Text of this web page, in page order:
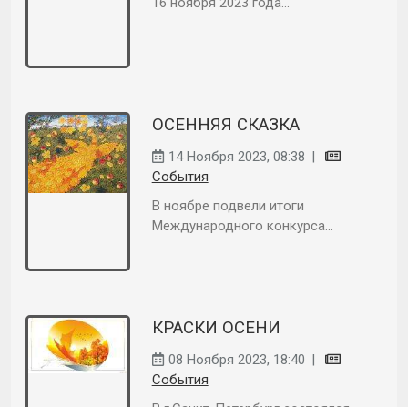
ОСЕННЯЯ СКАЗКА
14 Ноября 2023, 08:38 |
События
В ноябре подвели итоги
Международного конкурса...
КРАСКИ ОСЕНИ
08 Ноября 2023, 18:40 |
События